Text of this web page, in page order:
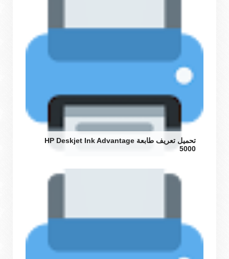
تحميل تعريف طابعة HP Deskjet Ink Advantage
5000